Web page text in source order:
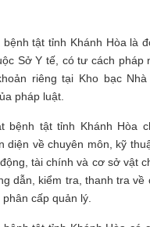
bệnh tật tỉnh Khánh Hòa là
Sở Y tế, có tư cách pháp
riêng tại Kho bạc
pháp luật.
bệnh tật tỉnh Khánh Hòa
diện về chuyên môn, kỹ
tài chính và cơ sở vật
dẫn, kiểm tra, thanh tra về
cấp quản lý.